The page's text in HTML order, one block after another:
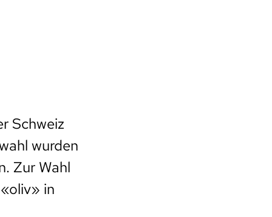
Schweiz
wurden
Zur Wahl
in